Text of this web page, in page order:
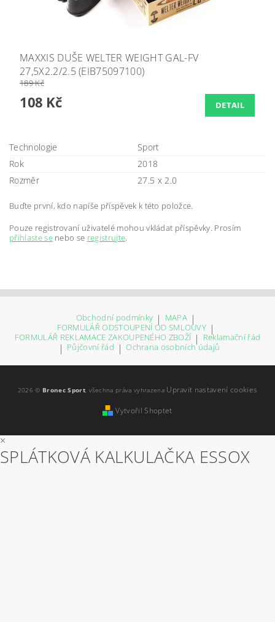
MAXXIS DUŠE WELTER WEIGHT GAL-FV
27,5X2.2/2.5 (EIB75097100)
189 Kč
108 Kč DETAIL
Technologie
Sport
Rok
2018
Rozměr
27.5 x 2.0
Buďte první, kdo napíše příspěvek k této položce.
Pouze registrovaní uživatelé mohou vkládat příspěvky. Prosím
přihlaste senebo se registrujte.
Obchodní podmínky | MAPA |
FORMULÁŘ ODSTOUPENÍ OD SMLOUVY |
FORMULÁŘ REKLAMACE ZAKOUPENÉHO ZBOŽÍ | Reklamační řád
| Půjčovní řád | Ochrana osobních údajů
2026 © Bronec Sport, všechna práva vyhrazena Upravit nastavení cookies
Vytvořil Shoptet
×
SPLÁTKOVÁ KALKULAČKA ESSOX